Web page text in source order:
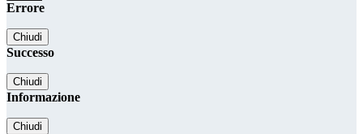
Errore
Chiudi
Successo
Chiudi
Informazione
Chiudi